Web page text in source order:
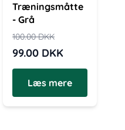
Træningsmåtte
- Grå
100.00DKK
99.00 DKK
Læs mere